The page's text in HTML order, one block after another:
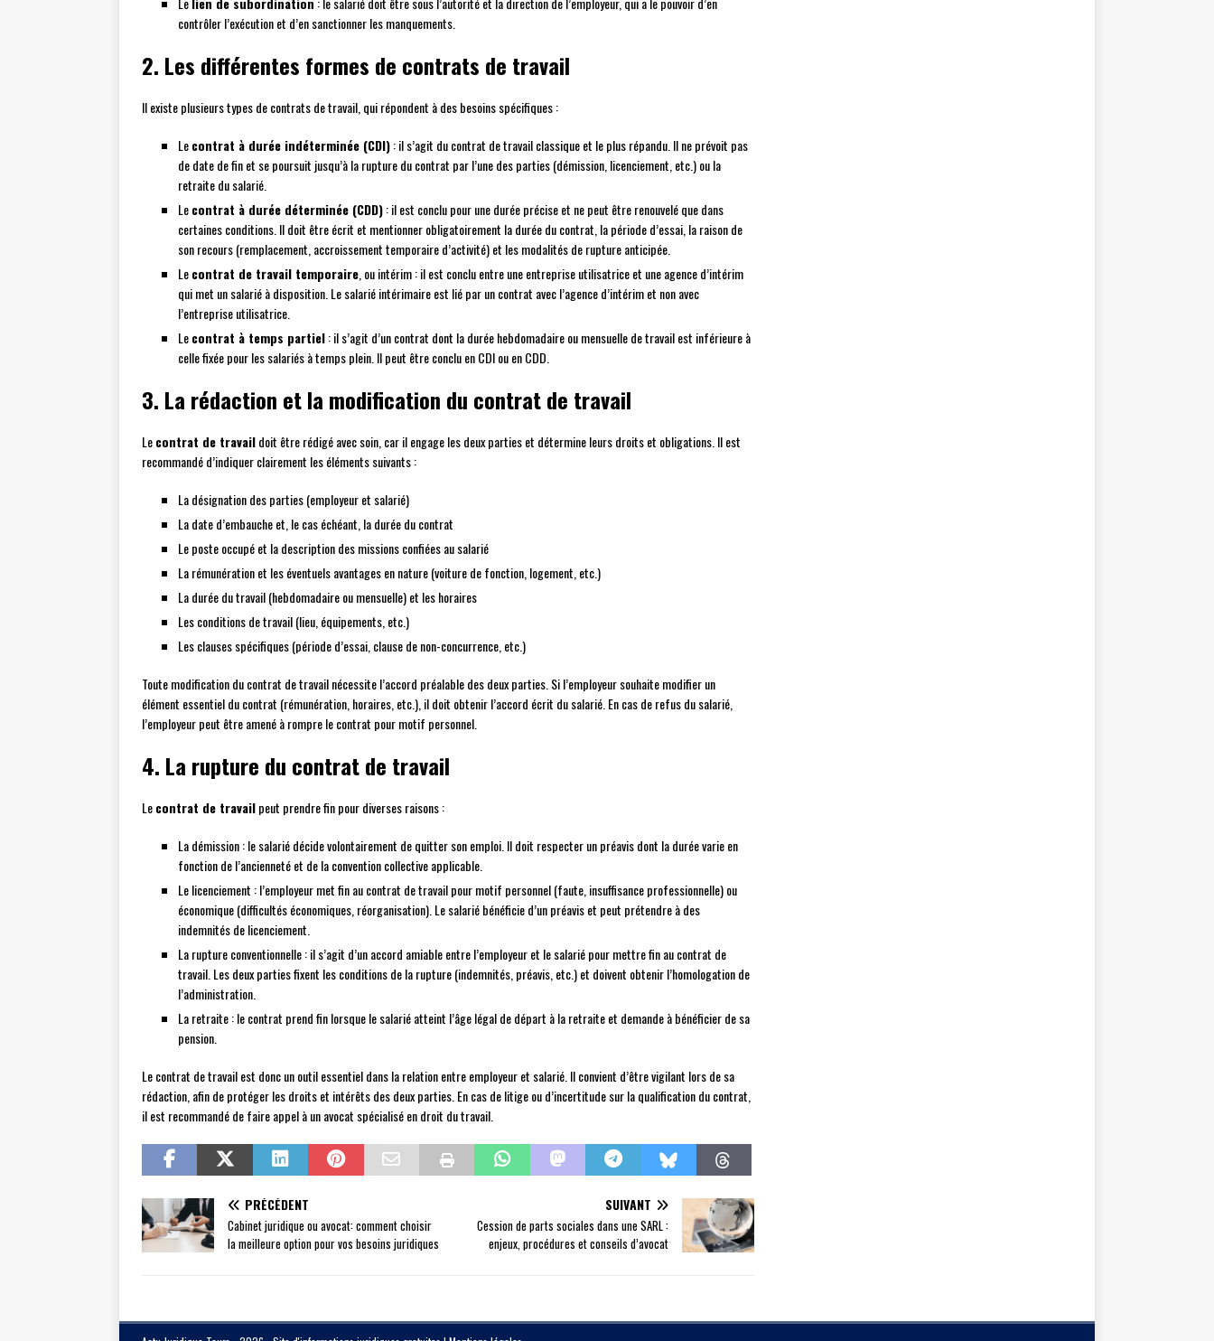
contrôler l’exécution et d’en sanctionner les manquements.
2. Les différentes formes de contrats de travail
Il existe plusieurs types de contrats de travail, qui répondent à des besoins spécifiques :
Lecontrat à durée indéterminée (CDI): il s’agit du contrat de travail classique et le plus répandu. Il ne prévoit pas
de date de fin et se poursuit jusqu’à la rupture du contrat par l’une des parties (démission, licenciement, etc.) ou la
retraite du salarié.
Lecontrat à durée déterminée (CDD): il est conclu pour une durée précise et ne peut être renouvelé que dans
certaines conditions. Il doit être écrit et mentionner obligatoirement la durée du contrat, la période d’essai, la raison de
son recours (remplacement, accroissement temporaire d’activité) et les modalités de rupture anticipée.
Lecontrat de travail temporaire , ou intérim : il est conclu entre une entreprise utilisatrice et une agence d’intérim
qui met un salarié à disposition. Le salarié intérimaire est lié par un contrat avec l’agence d’intérim et non avec
l’entreprise utilisatrice.
Lecontrat à temps partiel: il s’agit d’un contrat dont la durée hebdomadaire ou mensuelle de travail est inférieure à
celle fixée pour les salariés à temps plein. Il peut être conclu en CDI ou en CDD.
3. La rédaction et la modification du contrat de travail
Lecontrat de travaildoit être rédigé avec soin, car il engage les deux parties et détermine leurs droits et obligations. Il est
recommandé d’indiquer clairement les éléments suivants :
La désignation des parties (employeur et salarié)
La date d’embauche et, le cas échéant, la durée du contrat
Le poste occupé et la description des missions confiées au salarié
La rémunération et les éventuels avantages en nature (voiture de fonction, logement, etc.)
La durée du travail (hebdomadaire ou mensuelle) et les horaires
Les conditions de travail (lieu, équipements, etc.)
Les clauses spécifiques (période d’essai, clause de non-concurrence, etc.)
Toute modification du contrat de travail nécessite l’accord préalable des deux parties. Si l’employeur souhaite modifier un
élément essentiel du contrat (rémunération, horaires, etc.), il doit obtenir l’accord écrit du salarié. En cas de refus du salarié,
l’employeur peut être amené à rompre le contrat pour motif personnel.
4. La rupture du contrat de travail
Lecontrat de travailpeut prendre fin pour diverses raisons :
La démission : le salarié décide volontairement de quitter son emploi. Il doit respecter un préavis dont la durée varie en
fonction de l’ancienneté et de la convention collective applicable.
Le licenciement : l’employeur met fin au contrat de travail pour motif personnel (faute, insuffisance professionnelle) ou
économique (difficultés économiques, réorganisation). Le salarié bénéficie d’un préavis et peut prétendre à des
indemnités de licenciement.
La rupture conventionnelle : il s’agit d’un accord amiable entre l’employeur et le salarié pour mettre fin au contrat de
travail. Les deux parties fixent les conditions de la rupture (indemnités, préavis, etc.) et doivent obtenir l’homologation de
l’administration.
La retraite : le contrat prend fin lorsque le salarié atteint l’âge légal de départ à la retraite et demande à bénéficier de sa
pension.
Le contrat de travail est donc un outil essentiel dans la relation entre employeur et salarié. Il convient d’être vigilant lors de sa
rédaction, afin de protéger les droits et intérêts des deux parties. En cas de litige ou d’incertitude sur la qualification du contrat,
il est recommandé de faire appel à un avocat spécialisé en droit du travail.
PRÉCÉDENT
Cabinet juridique ou avocat: comment choisir
la meilleure option pour vos besoins juridiques
SUIVANT
Cession de parts sociales dans une SARL :
enjeux, procédures et conseils d’avocat